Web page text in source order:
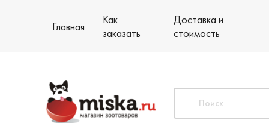
Главная
Как
заказать
Доставка и
стоимость